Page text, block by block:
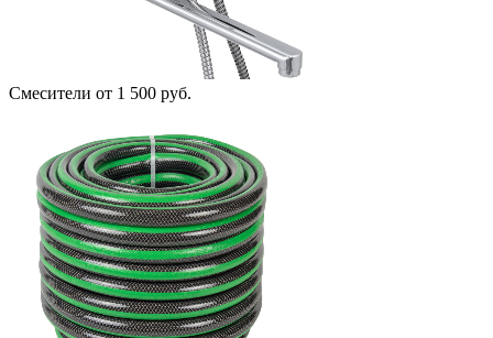
Смесители от 1 500 руб.